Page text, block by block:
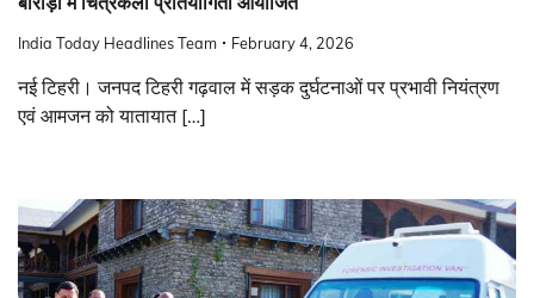
India Today Headlines Team February 4, 2026
नई टिहरी। जनपद टिहरी गढ़वाल में सड़क दुर्घटनाओं पर प्रभावी नियंत्रण
एवं आमजन को यातायात […]